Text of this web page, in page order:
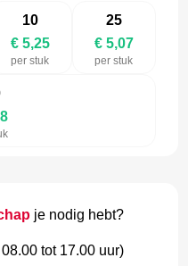
10
€ 5,25
per stuk
25
€ 5,07
per stuk
je nodig hebt?
tot 17.00 uur)